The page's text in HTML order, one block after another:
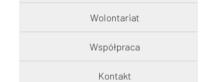
Wolontariat
Współpraca
Kontakt